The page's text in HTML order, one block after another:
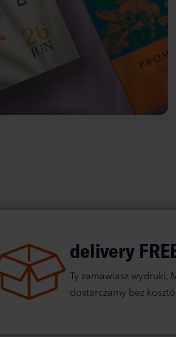
delivery
Ty zamawiasz wydruki,
dostarczamy bez